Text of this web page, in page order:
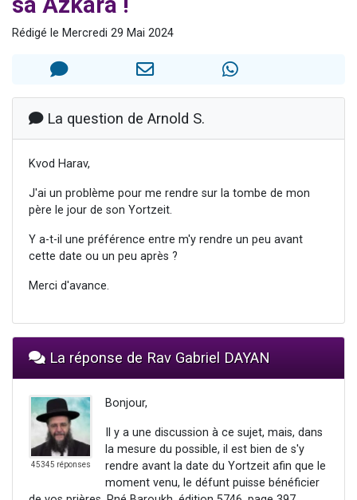
Il reste 49 places pour étudier en groupe sur Zoom
Ariel vient de donner son Maasser
Rédigé le Mercredi 29 Mai 2024
La question de Arnold S.
Kvod Harav,
J'ai un problème pour me rendre sur la tombe de mon
père le jour de son Yortzeit.
Y a-t-il une préférence entre m'y rendre un peu avant
cette date ou un peu après ?
Merci d'avance.
La réponse de Rav Gabriel DAYAN
45345 réponses
Bonjour,
Il y a une discussion à ce sujet, mais, dans
la mesure du possible, il est bien de s'y
rendre avant la date du Yortzeit afin que le
moment venu, le défunt puisse bénéficier